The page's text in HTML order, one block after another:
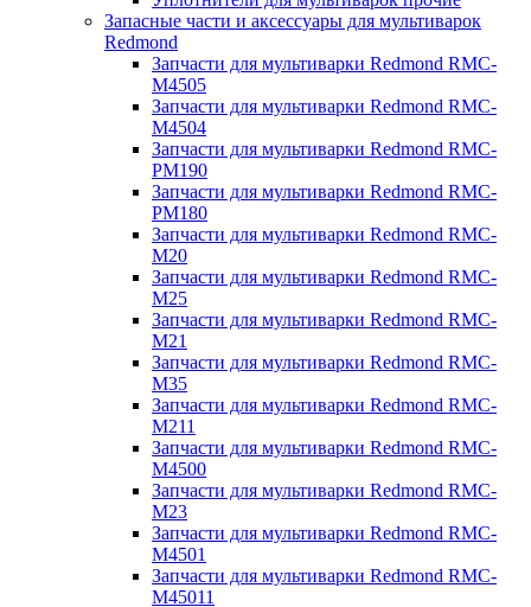
Запасные части и аксессуары для мультиварок
Redmond
Запчасти для мультиварки Redmond RMC-
M4505
Запчасти для мультиварки Redmond RMC-
M4504
Запчасти для мультиварки Redmond RMC-
PM190
Запчасти для мультиварки Redmond RMC-
PM180
Запчасти для мультиварки Redmond RMC-
M20
Запчасти для мультиварки Redmond RMC-
M25
Запчасти для мультиварки Redmond RMC-
M21
Запчасти для мультиварки Redmond RMC-
M35
Запчасти для мультиварки Redmond RMC-
M211
Запчасти для мультиварки Redmond RMC-
M4500
Запчасти для мультиварки Redmond RMC-
M23
Запчасти для мультиварки Redmond RMC-
M4501
Запчасти для мультиварки Redmond RMC-
M45011